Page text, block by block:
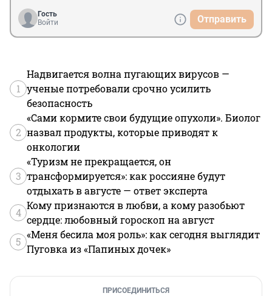
Гость
Войти
Отправить
1
Надвигается волна пугающих вирусов —
ученые потребовали срочно усилить
безопасность
2
«Сами кормите свои будущие опухоли». Биолог
назвал продукты, которые приводят к
онкологии
3
«Туризм не прекращается, он
трансформируется»: как россияне будут
отдыхать в августе — ответ эксперта
4
Кому признаются в любви, а кому разобьют
сердце: любовный гороскоп на август
5
«Меня бесила моя роль»: как сегодня выглядит
Пуговка из «Папиных дочек»
ПРИСОЕДИНИТЬСЯ